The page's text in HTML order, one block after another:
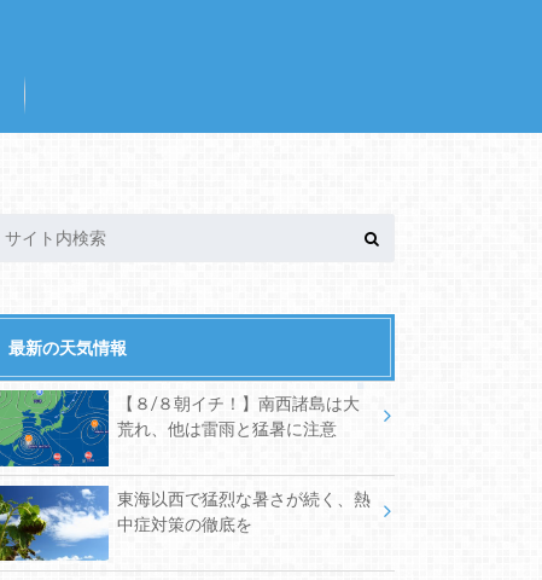
最新の天気情報
【８/８朝イチ！】南西諸島は大
荒れ、他は雷雨と猛暑に注意
東海以西で猛烈な暑さが続く、熱
中症対策の徹底を